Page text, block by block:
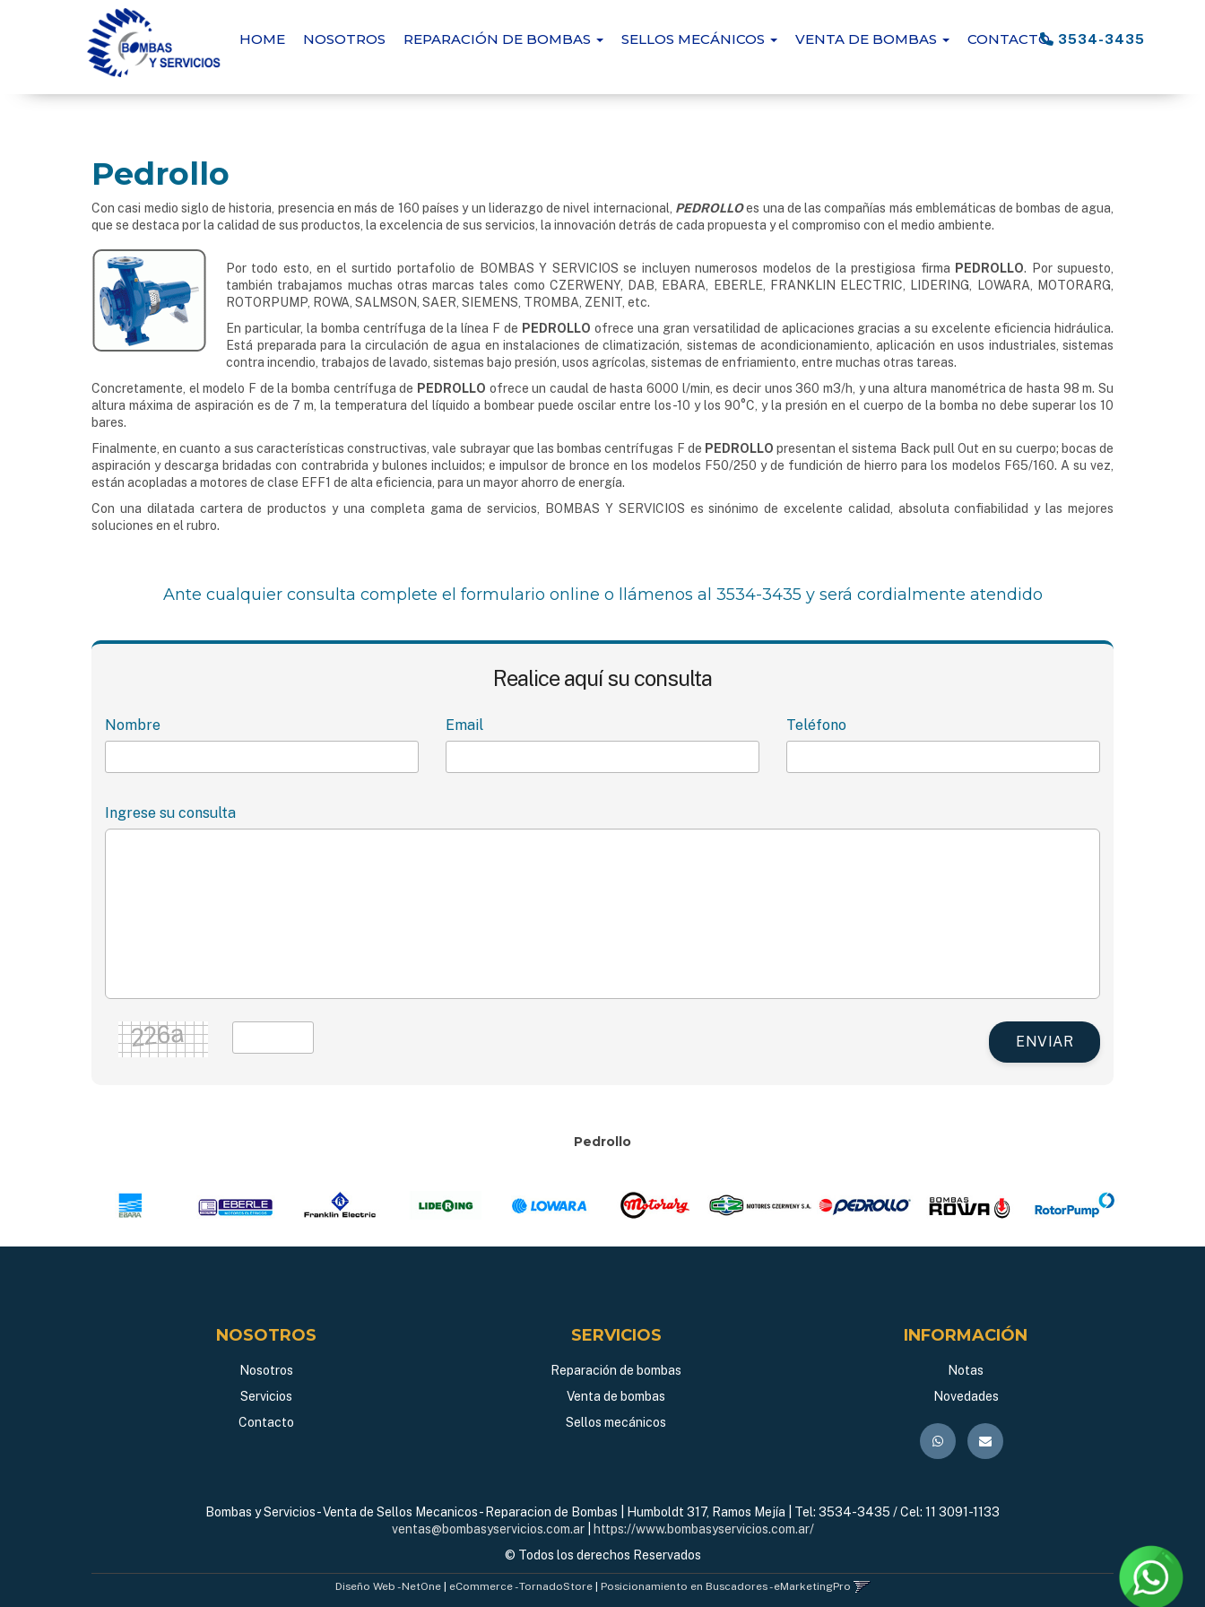
HOME NOSOTROS REPARACIÓN DE BOMBAS SELLOS MECÁNICOS VENTA DE BOMBAS CONTACTO 3534-3435
Pedrollo
Con casi medio siglo de historia, presencia en más de 160 países y un liderazgo de nivel internacional, PEDROLLOes una de las compañías más emblemáticas de bombas de agua,
que se destaca por la calidad de sus productos, la excelencia de sus servicios, la innovación detrás de cada propuesta y el compromiso con el medio ambiente.
Por todo esto, en el surtido portafolio de BOMBAS Y SERVICIOS se incluyen numerosos modelos de la prestigiosa firma PEDROLLO. Por supuesto,
también trabajamos muchas otras marcas tales como CZERWENY, DAB, EBARA, EBERLE, FRANKLIN ELECTRIC, LIDERING, LOWARA, MOTORARG,
ROTORPUMP, ROWA, SALMSON, SAER, SIEMENS, TROMBA, ZENIT, etc.
En particular, la bomba centrífuga de la línea F de PEDROLLO ofrece una gran versatilidad de aplicaciones gracias a su excelente eficiencia hidráulica.
Está preparada para la circulación de agua en instalaciones de climatización, sistemas de acondicionamiento, aplicación en usos industriales, sistemas
contra incendio, trabajos de lavado, sistemas bajo presión, usos agrícolas, sistemas de enfriamiento, entre muchas otras tareas.
Concretamente, el modelo F de la bomba centrífuga de PEDROLLO ofrece un caudal de hasta 6000 l/min, es decir unos 360 m3/h, y una altura manométrica de hasta 98 m. Su
altura máxima de aspiración es de 7 m, la temperatura del líquido a bombear puede oscilar entre los -10 y los 90°C, y la presión en el cuerpo de la bomba no debe superar los 10
bares.
Finalmente, en cuanto a sus características constructivas, vale subrayar que las bombas centrífugas F de PEDROLLO presentan el sistema Back pull Out en su cuerpo; bocas de
aspiración y descarga bridadas con contrabrida y bulones incluidos; e impulsor de bronce en los modelos F50/250 y de fundición de hierro para los modelos F65/160. A su vez,
están acopladas a motores de clase EFF1 de alta eficiencia, para un mayor ahorro de energía.
Con una dilatada cartera de productos y una completa gama de servicios, BOMBAS Y SERVICIOS es sinónimo de excelente calidad, absoluta confiabilidad y las mejores
soluciones en el rubro.
Ante cualquier consulta complete el formulario online o llámenos al 3534-3435 y será cordialmente atendido
Realice aquí su consulta
Nombre Email Teléfono
Ingrese su consulta
ENVIAR
Pedrollo
NOSOTROS
Nosotros
Servicios
Contacto
SERVICIOS
Reparación de bombas
Venta de bombas
Sellos mecánicos
INFORMACIÓN
Notas
Novedades
Bombas y Servicios - Venta de Sellos Mecanicos - Reparacion de Bombas | Humboldt 317, Ramos Mejía | Tel: 3534-3435 / Cel: 11 3091-1133
ventas@bombasyservicios.com.ar|
https://www.bombasyservicios.com.ar/
© Todos los derechos Reservados
Diseño Web - NetOne| eCommerce - TornadoStore| Posicionamiento en Buscadores - eMarketingPro